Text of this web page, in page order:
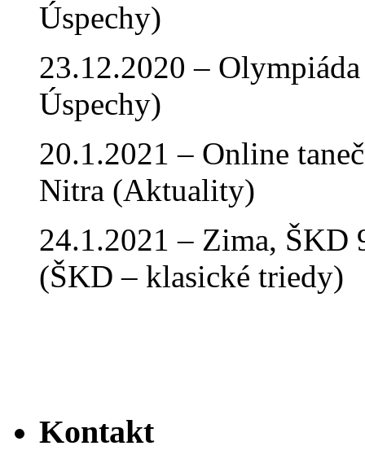
Úspechy)
23.12.2020 –
Úspechy)
20.1.2021 – Online
Nitra (Aktuality)
24.1.2021 – Zima, ŠKD
(ŠKD – klasické triedy)
Kontakt